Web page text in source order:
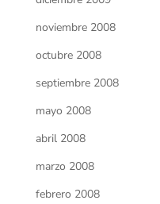
noviembre 2008
octubre 2008
septiembre 2008
mayo 2008
abril 2008
marzo 2008
febrero 2008